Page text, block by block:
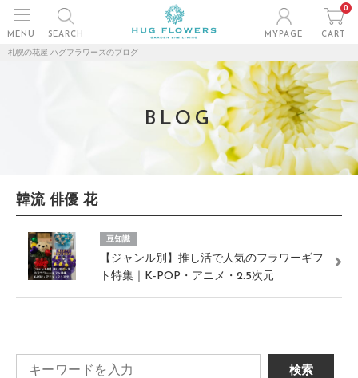
MENU SEARCH MYPAGE
0
CART
札幌の花屋 ハグフラワーズのブログ
BLOG
韓流 俳優 花
豆知識
【ジャンル別】推し活で人気のフラワーギフ
ト特集｜K-POP・アニメ・2.5次元